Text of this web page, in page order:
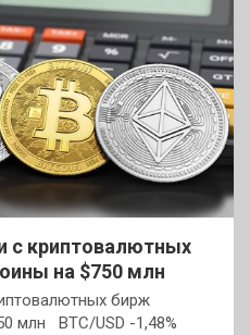
с криптовалютных
на $750 млн
бирж
млн BTC/USD -1,48%